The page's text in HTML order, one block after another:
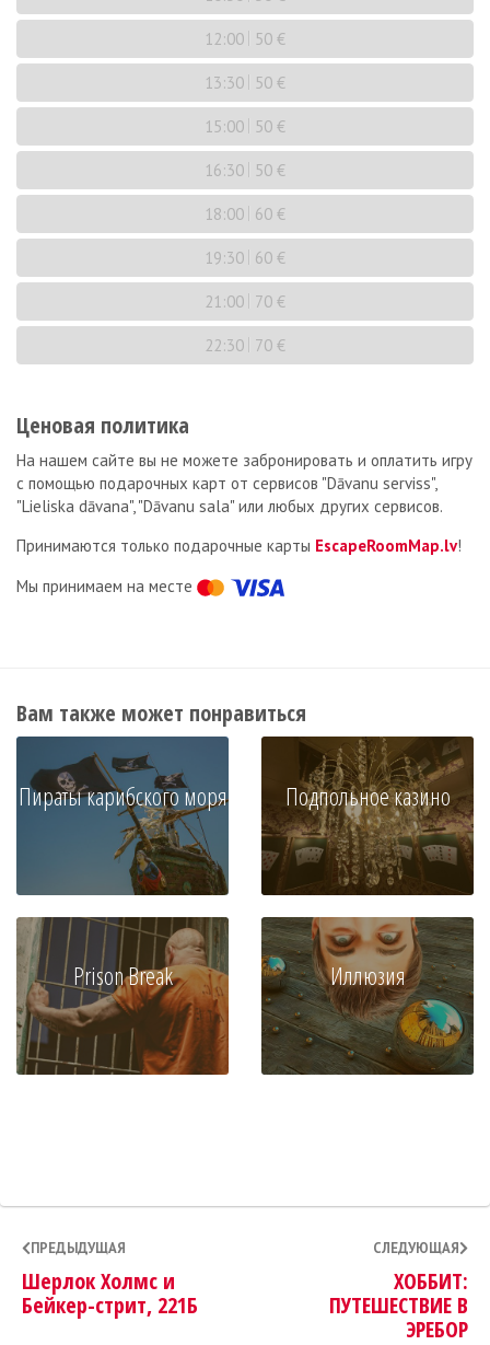
12:00 50 €
13:30 50 €
15:00 50 €
16:30 50 €
18:00 60 €
19:30 60 €
21:00 70 €
22:30 70 €
Ценовая политика
На нашем сайте вы не можете забронировать и оплатить игру
с помощью подарочных карт от сервисов "Dāvanu serviss",
"Lieliska dāvana", "Dāvanu sala" или любых других сервисов.
Принимаются только подарочные карты EscapeRoomMap.lv!
Мы принимаем на месте
Вам также может понравиться
Пираты карибского моря Подпольное казино
Prison Break Иллюзия
ПРЕДЫДУЩАЯ
Шерлок Холмс и
Бейкер-стрит, 221Б
СЛЕДУЮЩАЯ
ХОББИТ:
ПУТЕШЕСТВИЕ В
ЭРЕБОР